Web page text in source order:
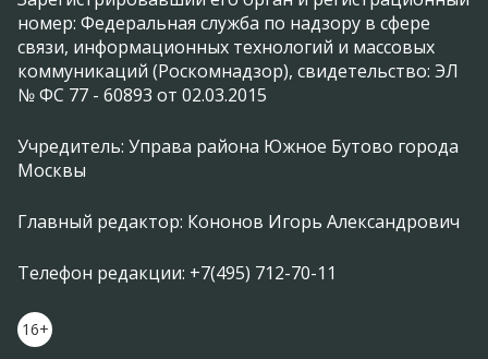
номер: Федеральная служба по надзору в сфере
связи, информационных технологий и массовых
коммуникаций (Роскомнадзор), свидетельство: ЭЛ
№ ФС 77 - 60893 от 02.03.2015
Учредитель: Управа района Южное Бутово города
Москвы
Главный редактор: Кононов Игорь Александрович
Телефон редакции: +7(495) 712-70-11
16+